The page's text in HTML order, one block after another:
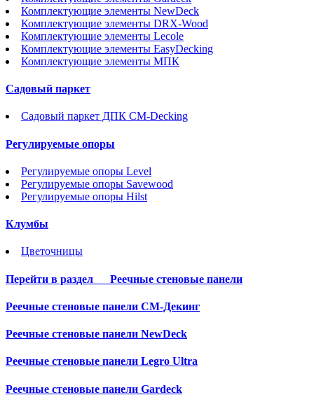
Комплектующие элементы NewDeck
Комплектующие элементы DRX-Wood
Комплектующие элементы Lecole
Комплектующие элементы EasyDecking
Комплектующие элементы МПК
Садовый паркет
Садовый паркет ДПК CM-Decking
Регулируемые опоры
Регулируемые опоры Level
Регулируемые опоры Savewood
Регулируемые опоры Hilst
Клумбы
Цветочницы
Перейти в раздел Реечные стеновые панели
Реечные стеновые панели СМ-Декинг
Реечные стеновые панели NewDeck
Реечные стеновые панели Legro Ultra
Реечные стеновые панели Gardeck